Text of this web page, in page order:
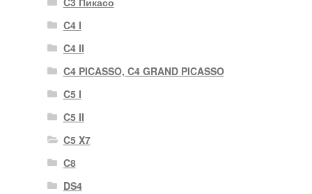
C4 I
C4 II
C4 PICASSO, C4 GRAND PICASSO
C5 I
C5 II
C5 X7
C8
DS4